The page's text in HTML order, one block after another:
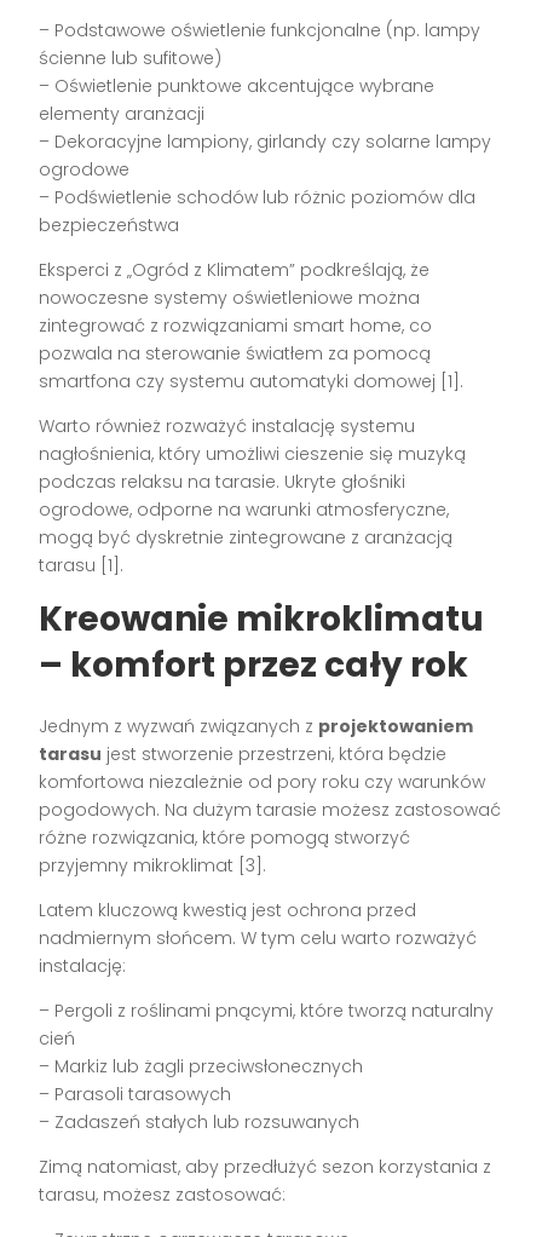
– Podstawowe oświetlenie funkcjonalne (np. lampy
ścienne lub sufitowe)
– Oświetlenie punktowe akcentujące wybrane
elementy aranżacji
– Dekoracyjne lampiony, girlandy czy solarne lampy
ogrodowe
– Podświetlenie schodów lub różnic poziomów dla
bezpieczeństwa
Eksperci z „Ogród z Klimatem” podkreślają, że
nowoczesne systemy oświetleniowe można
zintegrować z rozwiązaniami smart home, co
pozwala na sterowanie światłem za pomocą
smartfona czy systemu automatyki domowej [1].
Warto również rozważyć instalację systemu
nagłośnienia, który umożliwi cieszenie się muzyką
podczas relaksu na tarasie. Ukryte głośniki
ogrodowe, odporne na warunki atmosferyczne,
mogą być dyskretnie zintegrowane z aranżacją
tarasu [1].
Kreowanie mikroklimatu
– komfort przez cały rok
Jednym z wyzwań związanych z projektowaniem
tarasu jest stworzenie przestrzeni, która będzie
komfortowa niezależnie od pory roku czy warunków
pogodowych. Na dużym tarasie możesz zastosować
różne rozwiązania, które pomogą stworzyć
przyjemny mikroklimat [3].
Latem kluczową kwestią jest ochrona przed
nadmiernym słońcem. W tym celu warto rozważyć
instalację:
– Pergoli z roślinami pnącymi, które tworzą naturalny
cień
– Markiz lub żagli przeciwsłonecznych
– Parasoli tarasowych
– Zadaszeń stałych lub rozsuwanych
Zimą natomiast, aby przedłużyć sezon korzystania z
tarasu, możesz zastosować: